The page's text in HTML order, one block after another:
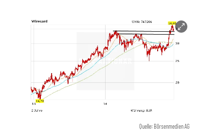
Quelle: Börsenmedien AG